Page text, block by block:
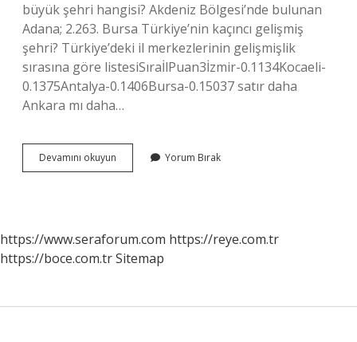
büyük şehri hangisi? Akdeniz Bölgesi’nde bulunan
Adana; 2.263. Bursa Türkiye’nin kaçıncı gelişmiş
şehri? Türkiye’deki il merkezlerinin gelişmişlik
sırasına göre listesiSıraİlPuan3İzmir-0.1134Kocaeli-
0.1375Antalya-0.1406Bursa-0.15037 satır daha
Ankara mı daha…
Devamını okuyun
Mı
Yorum Bırak
https://www.seraforum.com https://reye.com.tr
https://boce.com.trSitemap